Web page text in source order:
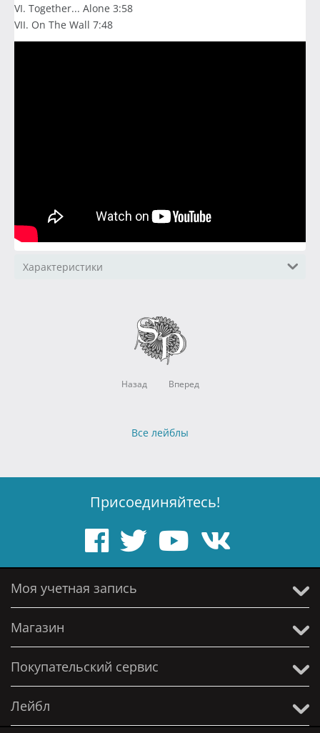
VI. Together... Alone 3:58
VII. On The Wall 7:48
Характеристики
Назад Вперед
Все лейблы
Присоединяйтесь!
Моя учетная запись
Магазин
Покупательский сервис
Лейбл